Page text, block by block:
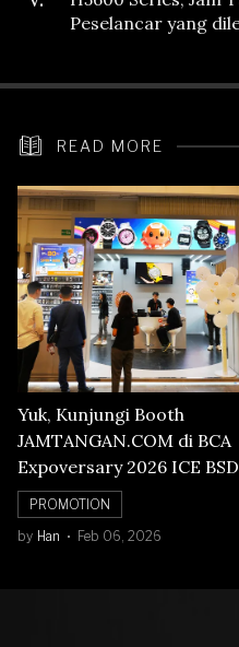
Peselancar yang
READ MORE
Yuk, Kunjungi Booth
JAMTANGAN.COM di BCA
Expoversary 2026 ICE
Banyak Diskon Jam Tangan,
Cuma Sampai 8 Februari!
PROMOTION
by Han Feb 06, 2026